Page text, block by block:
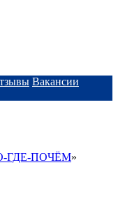
Вакансии
ГДЕ-ПОЧЁМ»